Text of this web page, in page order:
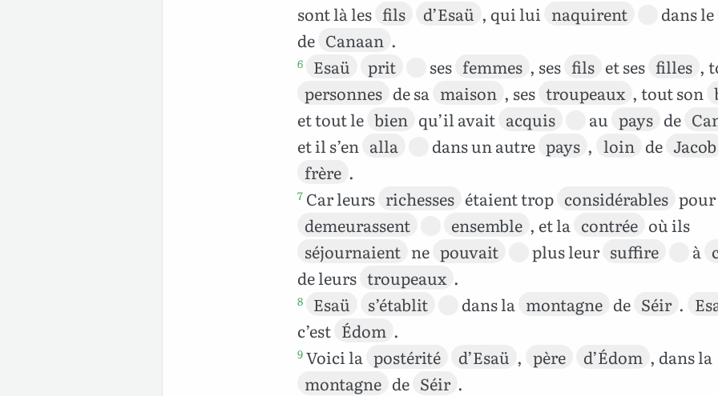
sont là les fils d’Esaü , qui lui naquirent dans le
de Canaan .
6 Esaü prit ses femmes , ses fils et ses filles ,
personnes de sa maison , ses troupeaux , tout son
et tout le bien qu’il avait acquis au pays de
et il s’en alla dans un autre pays , loin de Jacob
frère .
7 Car leurs richesses étaient trop considérables pour
demeurassent
ensemble , et la contrée où ils
séjournaient ne pouvait plus leur suffire à
de leurs troupeaux .
8 Esaü s’établit dans la montagne de Séir .
c’est Édom .
9 Voici la postérité d’Esaü , père d’Édom , dans la
montagne de Séir .